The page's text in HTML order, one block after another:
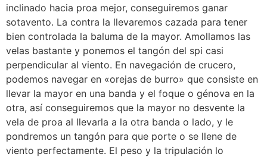
inclinado hacia proa mejor, conseguiremos ganar
sotavento. La contra la llevaremos cazada para tener
bien controlada la baluma de la mayor. Amollamos las
velas bastante y ponemos el tangón del spi casi
perpendicular al viento. En navegación de crucero,
podemos navegar en «orejas de burro» que consiste en
llevar la mayor en una banda y el foque o génova en la
otra, así conseguiremos que la mayor no desvente la
vela de proa al llevarla a la otra banda o lado, y le
pondremos un tangón para que porte o se llene de
viento perfectamente. El peso y la tripulación lo